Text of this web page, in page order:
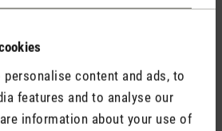
content and ads, to
features and to analyse our
information about your use of
Wohnsituation erwiesen.
geworden. Luftbefeuchter BEN -
Grund seines Designs angetan
der Anlieferung fiel die